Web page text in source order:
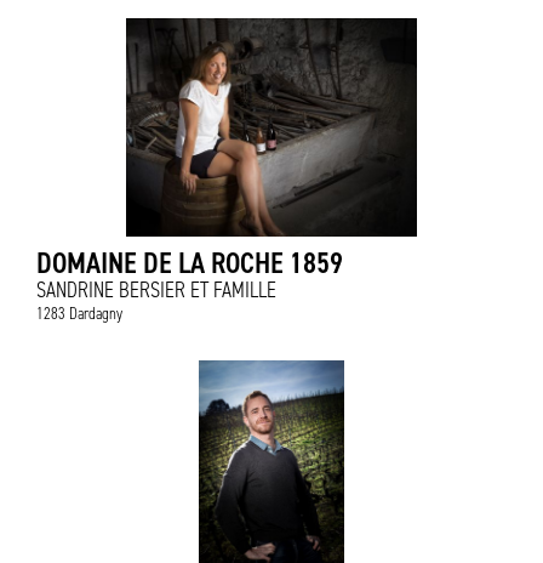
DOMAINE DE LA ROCHE 1859
SANDRINE BERSIER ET FAMILLE
1283 Dardagny